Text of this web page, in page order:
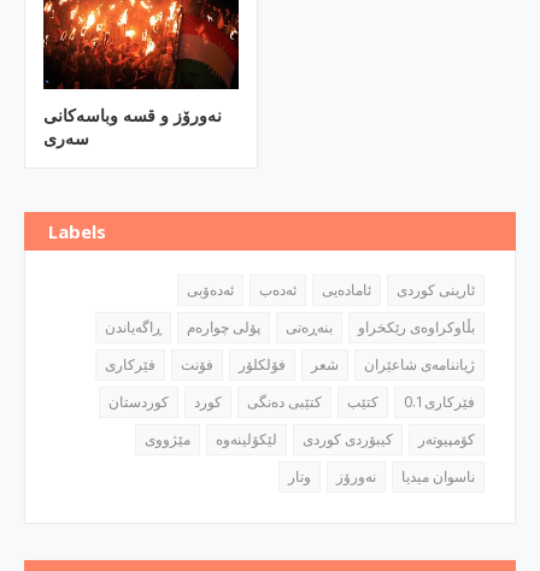
نه‌ورۆز و قسه‌ وباسه‌كانی
سه‌ری
Labels
ئارینی كوردی ئاماده‌یی ئه‌ده‌ب
ئه‌ده‌ۆبی
بڵاوكراوه‌ی رێكخراو
بنه‌ڕه‌تی پۆلی چواره‌م
ڕاگه‌یاندن
ژیاننامه‌ی شاعێران
شعر فۆلكلۆر فۆنت
فێركاری
فێركاری0.1
كتێب كتێبی ده‌نگی كورد
كوردستان
كۆمپیوته‌ر
كیبۆردی كوردی
مێژووی
ناسوان میدیا
نه‌ورۆز وتار